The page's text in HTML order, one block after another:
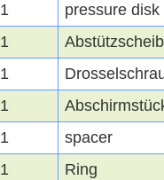
1
pressure disk
1
1
1
1
spacer
1
Ring